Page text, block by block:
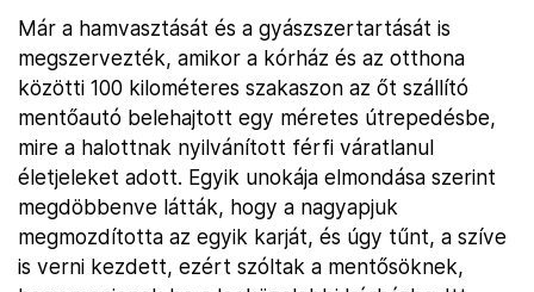
Már a hamvasztását és a gyászszertartását is
megszervezték, amikor a kórház és az otthona
közötti 100 kilométeres szakaszon az őt szállító
mentőautó belehajtott egy méretes útrepedésbe,
mire a halottnak nyilvánított férfi váratlanul
életjeleket adott. Egyik unokája elmondása szerint
megdöbbenve látták, hogy a nagyapjuk
megmozdította az egyik karját, és úgy tűnt, a szíve
is verni kezdett, ezért szóltak a mentősöknek,